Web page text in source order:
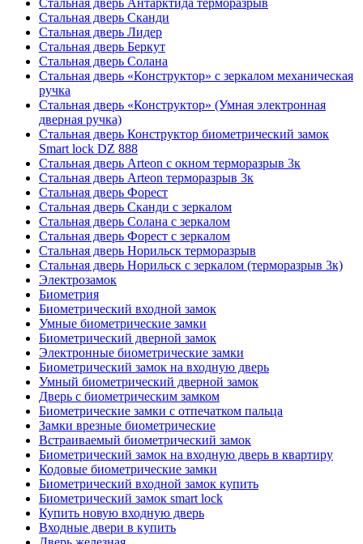
Стальная дверь Антарктида терморазрыв
Стальная дверь Сканди
Стальная дверь Лидер
Стальная дверь Беркут
Стальная дверь Солана
Стальная дверь «Конструктор» с зеркалом механическая
ручка
Стальная дверь «Конструктор» (Умная электронная
дверная ручка)
Стальная дверь Конструктор биометрический замок
Smart lock DZ 888
Стальная дверь Arteon с окном терморазрыв 3к
Стальная дверь Arteon терморазрыв 3к
Стальная дверь Форест
Стальная дверь Сканди с зеркалом
Стальная дверь Солана с зеркалом
Стальная дверь Форест с зеркалом
Стальная дверь Норильск терморазрыв
Стальная дверь Норильск с зеркалом (терморазрыв 3к)
Электрозамок
Биометрия
Биометрический входной замок
Умные биометрические замки
Биометрический дверной замок
Электронные биометрические замки
Биометрический замок на входную дверь
Умный биометрический дверной замок
Дверь с биометрическим замком
Биометрические замки с отпечатком пальца
Замки врезные биометрические
Встраиваемый биометрический замок
Биометрический замок на входную дверь в квартиру
Кодовые биометрические замки
Биометрический входной замок купить
Биометрический замок smart lock
Купить новую входную дверь
Входные двери в купить